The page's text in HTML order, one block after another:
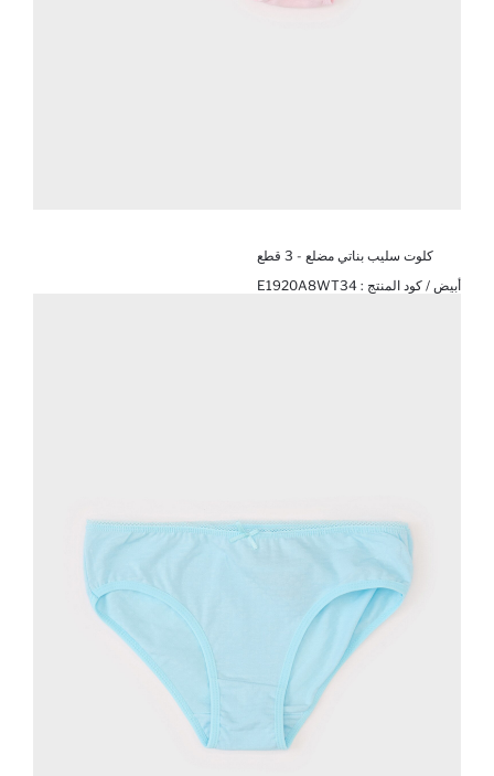
كلوت سليب بناتي مضلع - 3 قطع
أبيض / كود المنتج : E1920A8WT34